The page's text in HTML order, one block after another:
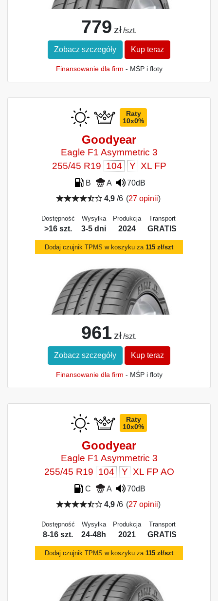
779 zł /szt.
Zobacz szczegóły Kup teraz
Finansowanie dla firm - MŚP i floty
Raty
10x0%
Goodyear
Eagle F1 Asymmetric 3
255/45 R19 104 Y XL FP
B A
70dB
4,9/6 (27 opinii)
Dostępność
>16 szt.
Wysyłka
3-5 dni
Produkcja
2024
Transport
GRATIS
Dodaj czujnik TPMS w koszyku za 115 zł/szt
961 zł /szt.
Zobacz szczegóły Kup teraz
Finansowanie dla firm - MŚP i floty
Raty
10x0%
Goodyear
Eagle F1 Asymmetric 3
255/45 R19 104 Y XL FP AO
C A
70dB
4,9/6 (27 opinii)
Dostępność
8-16 szt.
Wysyłka
24-48h
Produkcja
2021
Transport
GRATIS
Dodaj czujnik TPMS w koszyku za 115 zł/szt